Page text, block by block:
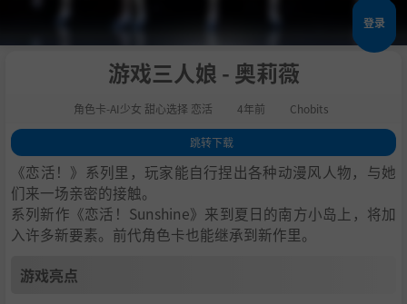
登录
游戏三人娘 - 奥莉薇
角色卡-AI少女 甜心选择 恋活 4年前 Chobits
跳转下载
1.游戏亮点
2.人物卡一览
3.恋活sunshine角色卡MOD安装方法
4.下载地址
《恋活！》系列里，玩家能自行捏出各种动漫风人物，与她
们来一场亲密的接触。
系列新作《恋活！Sunshine》来到夏日的南方小岛上，将加
入许多新要素。前代角色卡也能继承到新作里。
游戏亮点